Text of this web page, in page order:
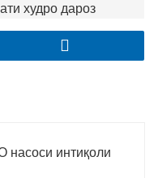
худро дароз
сӯзишворӣ
фишори
насоси интиқоли